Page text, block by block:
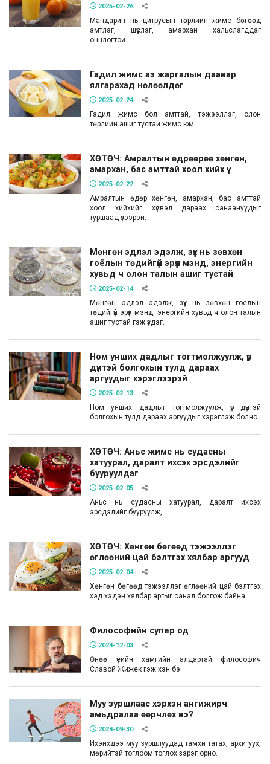
2025-02-26
Мандарин нь цитрусын төрлийн жимс бөгөөд
амтлаг, шүүслэг, амархан хальслагддаг
онцлогтой.
Гадил жимс аз жаргалын даавар
ялгарахад нөлөөлдөг
2025-02-24
Гадил жимс бол амттай, тэжээллэг, олон
төрлийн ашиг тустай жимс юм.
ХӨТӨЧ: Амралтын өдрөөрөө хөнгөн,
амархан, бас амттай хоол хийх үү
2025-02-22
Амралтын өдөр хөнгөн, амархан, бас амттай
хоол хийхийг хүсвэл дараах санаануудыг
туршаад үзээрэй.
Мөнгөн эдлэл эдэлж, зүүх нь зөвхөн
гоёлын төдийгүй эрүүл мэнд, энергийн
хувьд ч олон талын ашиг тустай
2025-02-14
Мөнгөн эдлэл эдэлж, зүүх нь зөвхөн гоёлын
төдийгүй эрүүл мэнд, энергийн хувьд ч олон талын
ашиг тустай гэж үздэг.
Ном унших дадлыг тогтмолжуулж, үр
дүнтэй болгохын тулд дараах
аргуудыг хэрэглээрэй
2025-02-13
Ном унших дадлыг тогтмолжуулж, үр дүнтэй
болгохын тулд дараах аргуудыг хэрэглэж болно.
ХӨТӨЧ: Аньс жимс нь судасны
хатуурал, даралт ихсэх эрсдэлийг
бууруулдаг
2025-02-05
Аньс нь судасны хатуурал, даралт ихсэх
эрсдэлийг бууруулж,
ХӨТӨЧ: Хөнгөн бөгөөд тэжээллэг
өглөөний цай бэлтгэх хялбар аргууд
2025-02-04
Хөнгөн бөгөөд тэжээллэг өглөөний цай бэлтгэх
хэд хэдэн хялбар аргыг санал болгож байна.
Философийн супер од
2024-12-03
Өнөө үеийн хамгийн алдартай философич
Славой Жижек гэж хэн бэ.
Муу зуршлаас хэрхэн ангижирч
амьдралаа өөрчлөх вэ?
2024-09-30
Ихэнхдээ муу зуршлуудад тамхи татах, архи уух,
мөрийтэй тоглоом тоглох зэрэг орно.